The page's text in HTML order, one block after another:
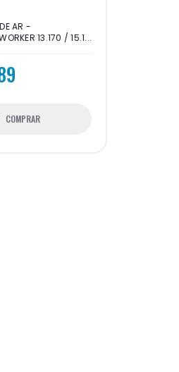
AR -
13.170 / 15.1...
COMPRAR